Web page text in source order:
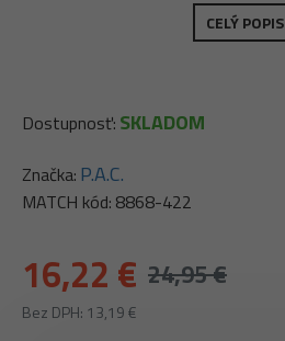
CELÝ POPIS
16,22 € 24,95 €
Bez DPH: 13,19 €
Dostupnosť: SKLADOM
Značka: P.A.C.
MATCH kód: 8868-422